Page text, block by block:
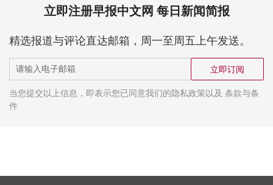
立即注册早报中文网 每日新闻简报
精选报道与评论直达邮箱，周一至周五上午发送。
立即订阅
当您提交以上信息，即表示您已同意我们的隐私政策以及 条款与条
件